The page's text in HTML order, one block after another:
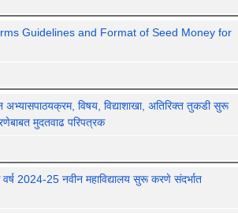
Guidelines and Format of Seed Money for
विषय, विद्याशाखा, अतिरिक्त तुकडी सुरू
मुदतवाढ परिपत्रक
2024-25 नवीन महाविद्यालय सुरू करणे संदर्भात